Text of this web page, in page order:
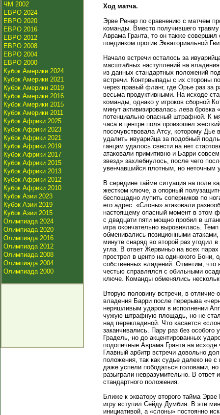
ЧМ 2002
ЕВРО 2024
ЕВРО 2020
ЕВРО 2016
ЕВРО 2012
ЕВРО 2008
ЕВРО 2004
ЕВРО 2000
Кубок Америки 2024
Кубок Америки 2021
Кубок Америки 2019
Кубок Америки 2016
Кубок Америки 2015
Кубок Америки 2011
Кубок Африки 2025
Кубок Африки 2023
Кубок Африки 2021
Кубок Африки 2019
Кубок Африки 2017
Кубок Африки 2015
Кубок Африки 2013
Кубок Африки 2012
Кубок Африки 2010
Кубок Азии 2023
Кубок Азии 2019
Кубок Азии 2015
Олимпиада 2024
Олимпиада 2020
Олимпиада 2016
Олимпиада 2012
Олимпиада 2008
Олимпиада 2004
Олимпиада 2000
Ход матча.
Эрве Ренар по сравнению с матчем
команды. Вместо получившего
Аврама Гранта, то он также совершил
поединком против Экваториальной
Начало встречи осталось за
масштабных наступлений на
из данных стандартных положений
встречи. Контрвыпады с их стороны
через правый фланг, где Орье раз
весьма продуктивными. На исходе
команды, однако у игроков сборной
минут активизировалась лева
потенциально опасный штрафной. К
часа в центре поля произошел
посочувствовала Атсу, которому
удалить ивуарийца за подобный
ганцам удалось свести на нет
атаковали примитивно и Барри
звезд» захлебнулось, после чего
увенчавшийся плотным, но неточным
В середине тайме ситуация на поле
жестком ключе, а опорный
беспощадно лупить соперников по
его адрес. «Слоны» атаковали
настоящему опасный момент в этом
с двадцати пяти мощно пробил в
игра окончательно выровнялась.
обменивались позиционными
минуте снаряд во второй раз угодил
угла. В ответ Жервиньо на всех
прострел в центр на одинокого Бони,
собственных владений. Отметим, что
честью справлялся с обильными
ключе. Команды обменялись
Вторую половину встречи, в отличие
владения Барри после перерыва
неряшливым ударом в исполнении
чужую штрафную площадь, но не стал
над перекладиной. Что касается
заканчивались. Пару раз без
Градель, но до акцентированных
подопечные Аврама Гранта на
Главный арбитр встречи довольно
положения, так как судье далеко не
даже успели пободаться головами,
разыграли невразумительно. В ответ
стандартного положения.
Ближе к экватору второго тайма
игру вступил Сейду Думбия. В эти
инициативой, а «слоны» постоянно